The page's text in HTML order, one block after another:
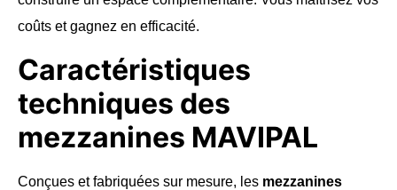
coûts et gagnez en efficacité.
Caractéristiques
techniques des
mezzanines MAVIPAL
Conçues et fabriquées sur mesure, les mezzanines